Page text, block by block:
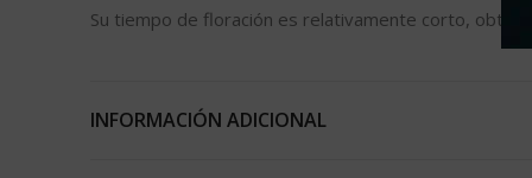
Su tiempo de floración es relativamente corto,
INFORMACIÓN ADICIONAL